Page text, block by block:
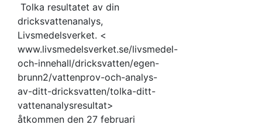
Tolka resultatet av din
dricksvattenanalys,
Livsmedelsverket. <
www.livsmedelsverket.se/livsmedel-
och-innehall/dricksvatten/egen-
brunn2/vattenprov-och-analys-
av-ditt-dricksvatten/tolka-ditt-
vattenanalysresultat>
åtkommen den 27 februari